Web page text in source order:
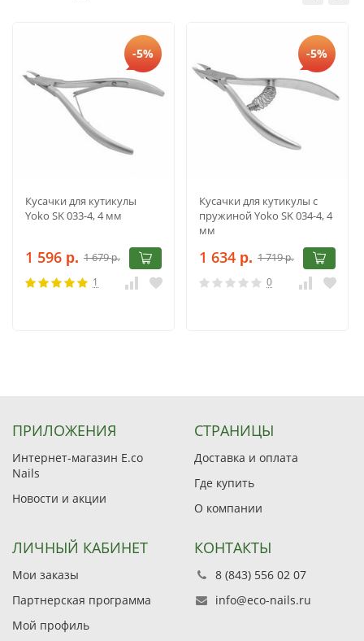
-5%
Кусачки для кутикулы
Yoko SK 033-4, 4 мм
1 596 р. 1 679р.
1
-5%
Кусачки для кутикулы с
пружиной Yoko SK 034-4, 4
мм
1 634 р. 1 719р.
0
ПРИЛОЖЕНИЯ
Интернет-магазин E.co
Nails
Новости и акции
СТРАНИЦЫ
Доставка и оплата
Где купить
О компании
ЛИЧНЫЙ КАБИНЕТ
Мои заказы
Партнерская программа
Мой профиль
КОНТАКТЫ
8 (843) 556 02 07
info@eco-nails.ru